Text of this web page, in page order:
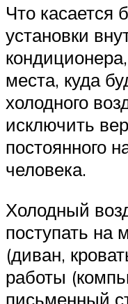
Что касается
установки
места, куда
холодного
исключить
постоянного
человека.
Холодный
поступать на
(диван,
работы
письменный